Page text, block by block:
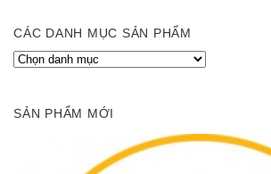
CÁC DANH MỤC SẢN PHẨM
SẢN PHẨM MỚI